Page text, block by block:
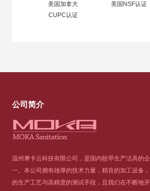
美国加拿大
CUPC认证
美国NSF认证
公司简介
温州摩卡云科技有限公司，是国内较早生产洁具的
一。本公司拥有雄厚的技术力量，精良的加工设备
的生产工艺与高精度的测试手段，且我们在不断地